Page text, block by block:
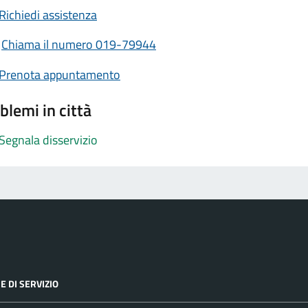
assistenza
Chiama il numero 019-79944
appuntamento
in città
disservizio
DI SERVIZIO